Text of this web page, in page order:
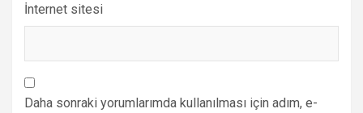
İnternet sitesi
Daha sonraki yorumlarımda kullanılması için adım, e-